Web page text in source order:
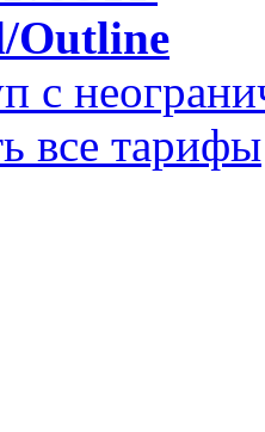
Outline
с
все тарифы